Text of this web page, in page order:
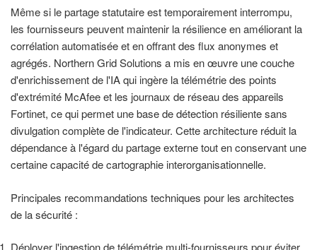
Même si le partage statutaire est temporairement interrompu,
les fournisseurs peuvent maintenir la résilience en améliorant la
corrélation automatisée et en offrant des flux anonymes et
agrégés. Northern Grid Solutions a mis en œuvre une couche
d'enrichissement de l'IA qui ingère la télémétrie des points
d'extrémité McAfee et les journaux de réseau des appareils
Fortinet, ce qui permet une base de détection résiliente sans
divulgation complète de l'indicateur. Cette architecture réduit la
dépendance à l'égard du partage externe tout en conservant une
certaine capacité de cartographie interorganisationnelle.
Principales recommandations techniques pour les architectes
de la sécurité :